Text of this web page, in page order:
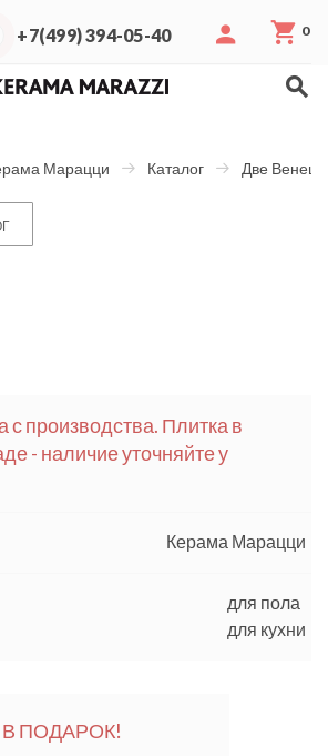
+7(499) 394-05-40 0
Марацци Каталог Две
с производства. Плитка в
- наличие уточняйте у
Керама Марацци
для пола
для кухни
ПОДАРОК!